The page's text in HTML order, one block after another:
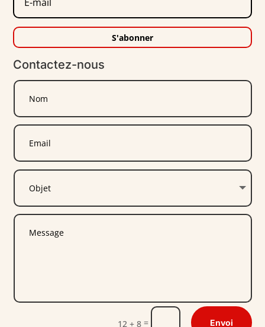
S'abonner
Contactez-nous
12 + 8= Envoi